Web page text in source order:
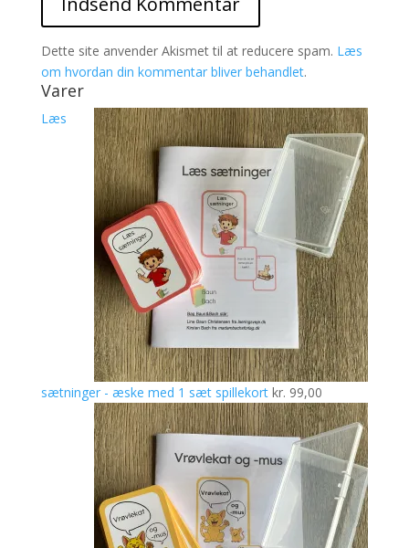
Dette site anvender Akismet til at reducere spam. Læs
om hvordan din kommentar bliver behandlet.
Varer
Læs
sætninger - æske med 1 sæt spillekort kr. 99,00